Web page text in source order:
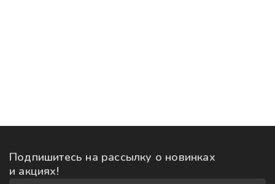
Подпишитесь на рассылку о новинках
и акциях!